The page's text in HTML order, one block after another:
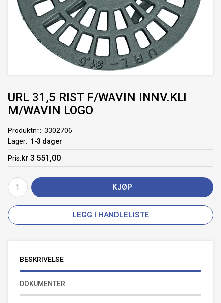
URL 31,5 RIST F/WAVIN INNV.KLI
M/WAVIN LOGO
Produktnr.
3302706
Lager
1-3 dager
Pris kr 3 551,00
KJØP
LEGG I HANDLELISTE
BESKRIVELSE
DOKUMENTER